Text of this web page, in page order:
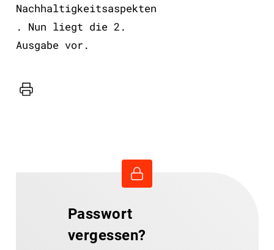
Nachhaltigkeitsaspekten
. Nun liegt die 2.
Ausgabe vor.
Drucker
Passwort
vergessen?